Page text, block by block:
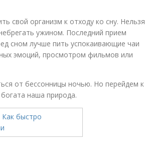
свой организм к отходу ко сну. Нельзя
ужином. Последний прием
сном лучше пить успокаивающие чаи
эмоций, просмотром фильмов или
от бессонницы ночью. Но перейдем к
наша природа.